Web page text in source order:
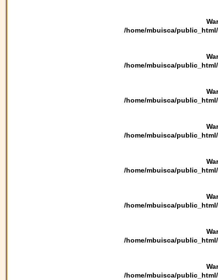
/home/mbuisca/
/home/mbuisca/
/home/mbuisca/
/home/mbuisca/
/home/mbuisca/
/home/mbuisca/
/home/mbuisca/
/home/mbuisca/